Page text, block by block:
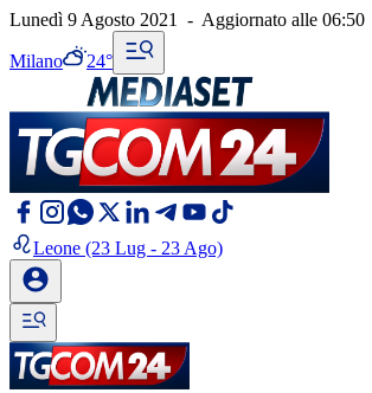
Lunedì 9 Agosto 2021 - Aggiornato alle 06:50
Milano 24°
Leone (23 Lug - 23 Ago)